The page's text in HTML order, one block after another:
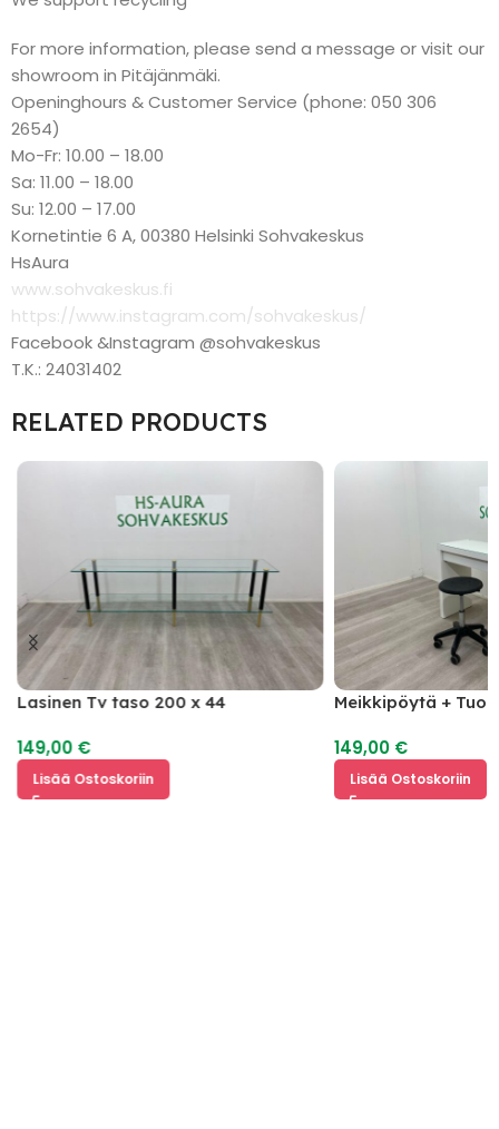
For more information, please send a message or visit our
showroom in Pitäjänmäki.
Openinghours & Customer Service (phone: 050 306
2654)
Mo-Fr: 10.00 – 18.00
Sa: 11.00 – 18.00
Su: 12.00 – 17.00
Kornetintie 6 A, 00380 Helsinki Sohvakeskus
HsAura
www.sohvakeskus.fi
https://www.instagram.com/sohvakeskus/
Facebook &Instagram @sohvakeskus
T.K.: 24031402
RELATED PRODUCTS
Lasinen Tv taso 200 x 44
149,00 €
Lisää Ostoskoriin
Meikkipöytä + Tuoli
149,00 €
Lisää Ostoskoriin